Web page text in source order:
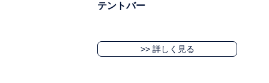
テントバー
>> 詳しく見る